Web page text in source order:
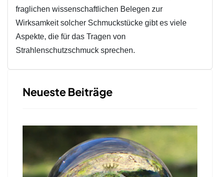
fraglichen wissenschaftlichen Belegen zur
Wirksamkeit solcher Schmuckstücke gibt es viele
Aspekte, die für das Tragen von
Strahlenschutzschmuck sprechen.
Neueste Beiträge